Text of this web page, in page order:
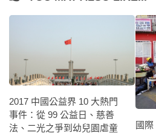
2017 中國公益界 10 大熱門
事件：從 99 公益日、慈善
法、二光之爭到幼兒園虐童
國